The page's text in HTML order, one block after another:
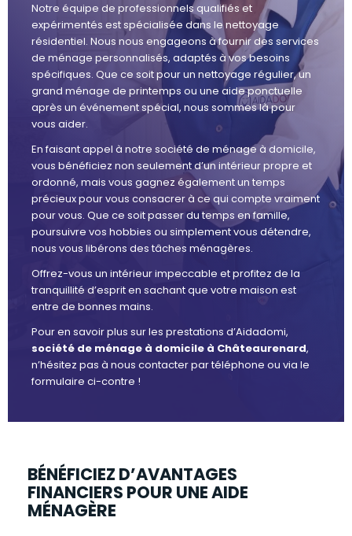
Notre équipe de professionnels qualifiés et
expérimentés est spécialisée dans le nettoyage
résidentiel. Nous nous engageons à fournir des services
de ménage personnalisés, adaptés à vos besoins
spécifiques. Que ce soit pour un nettoyage régulier, un
grand ménage de printemps ou une aide ponctuelle
après un événement spécial, nous sommes là pour
vous aider.
En faisant appel à notre société de ménage à domicile,
vous bénéficiez non seulement d’un intérieur propre et
ordonné, mais vous gagnez également un temps
précieux pour vous consacrer à ce qui compte vraiment
pour vous. Que ce soit passer du temps en famille,
poursuivre vos hobbies ou simplement vous détendre,
nous vous libérons des tâches ménagères.
Offrez-vous un intérieur impeccable et profitez de la
tranquillité d’esprit en sachant que votre maison est
entre de bonnes mains.
Pour en savoir plus sur les prestations d’Aidadomi,
société de ménage à domicile à Châteaurenard,
n’hésitez pas à nous contacter par téléphone ou via le
formulaire ci-contre !
BÉNÉFICIEZ D’AVANTAGES
FINANCIERS POUR UNE AIDE
MÉNAGÈRE